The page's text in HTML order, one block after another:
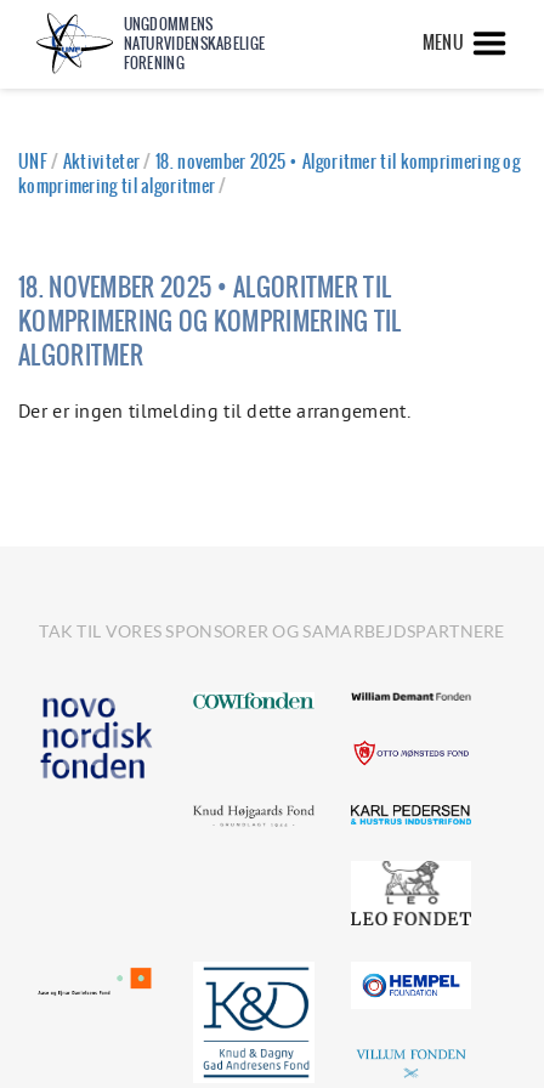
UNGDOMMENS
NATURVIDENSKABELIGE
FORENING
MENU
UNF/Aktiviteter/18. november 2025 • Algoritmer til komprimering og
komprimering til algoritmer/
18. NOVEMBER 2025 • ALGORITMER TIL
KOMPRIMERING OG KOMPRIMERING TIL
ALGORITMER
Der er ingen tilmelding til dette arrangement.
TAK TIL VORES SPONSORER OG SAMARBEJDSPARTNERE